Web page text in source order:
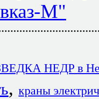
М"
НЕДР в
, краны